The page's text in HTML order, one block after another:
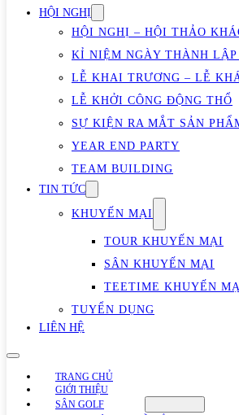
HỘI NGHỊ
HỘI NGHỊ – HỘI THẢO
KỈ NIỆM NGÀY THÀNH LẬP
LỄ KHAI TRƯƠNG – LỄ
LỄ KHỞI CÔNG ĐỘNG THỔ
SỰ KIỆN RA MẮT SẢN
YEAR END PARTY
TEAM BUILDING
TIN TỨC
KHUYẾN MẠI
TOUR KHUYẾN MẠI
SÂN KHUYẾN MẠI
TEETIME KHUYẾN
TUYỂN DỤNG
LIÊN HỆ
TRANG CHỦ
GIỚI THIỆU
SÂN GOLF